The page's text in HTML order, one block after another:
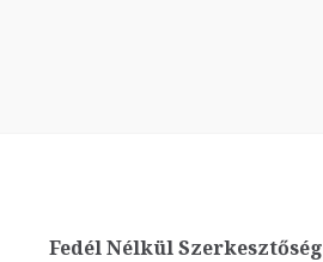
Fedél Nélkül Szerkesztőség